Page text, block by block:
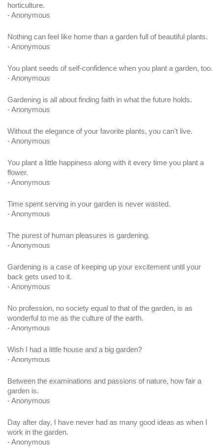
horticulture.
- Anonymous
Nothing can feel like home than a garden full of beautiful plants.
- Anonymous
You plant seeds of self-confidence when you plant a garden, too.
- Anonymous
Gardening is all about finding faith in what the future holds.
- Anonymous
Without the elegance of your favorite plants, you can't live.
- Anonymous
You plant a little happiness along with it every time you plant a
flower.
- Anonymous
Time spent serving in your garden is never wasted.
- Anonymous
The purest of human pleasures is gardening.
- Anonymous
Gardening is a case of keeping up your excitement until your
back gets used to it.
- Anonymous
No profession, no society equal to that of the garden, is as
wonderful to me as the culture of the earth.
- Anonymous
Wish I had a little house and a big garden?
- Anonymous
Between the examinations and passions of nature, how fair a
garden is.
- Anonymous
Day after day, I have never had as many good ideas as when I
work in the garden.
- Anonymous